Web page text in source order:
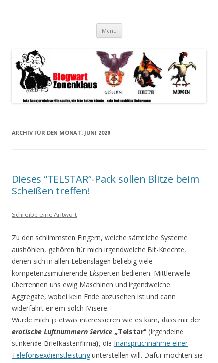
spiegeln im wesentlichen den Gesundheitszustand dieser unserer
Menü Zum
springen
ARCHIV FÜR DEN MONAT: JUNI 2020
Dieses “TELSTAR”-Pack sollen Blitze beim
Scheißen treffen!
Schreibe eine Antwort
Zu den schlimmsten Fingern, welche sämtliche Systeme
aushöhlen, gehören für mich irgendwelche Bit-Knechte,
denen sich in allen Lebenslagen beliebig viele
kompetenzsimulierende Eksperten bedienen. Mittlerweile
überrennen uns ewig Maschinen und irgendwelche
Aggregate, wobei kein Ende abzusehen ist und dann
widerfährt einem solch Misere.
Würde mich ja etwas interessieren wie es kam, dass mir der
erotische Luftnummern Service „Telstar“ (Irgendeine
stinkende Briefkastenfirma), die Inanspruchnahme einer
Telefonsexdienstleistung unterstellen will. Dafür möchten sie